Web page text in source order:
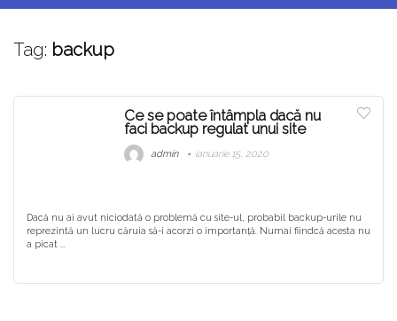
Tag: backup
Ce se poate întâmpla dacă nu
faci backup regulat unui site
admin ianuarie 15, 2020
Dacă nu ai avut niciodată o problemă cu site-ul, probabil backup-urile nu
reprezintă un lucru căruia să-i acorzi o importanță. Numai fiindcă acesta nu
a picat ...